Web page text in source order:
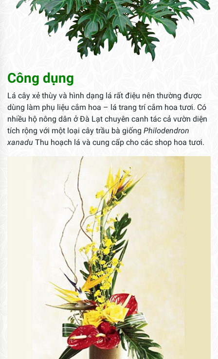
Công dụng
Lá cây xẻ thùy và hình dạng lá rất điệu nên thường được
dùng làm phụ liệu cắm hoa – lá trang trí cắm hoa tươi. Có
nhiều hộ nông dân ở Đà Lạt chuyên canh tác cả vườn diện
tích rộng với một loại cây trầu bà giống Philodendron
xanadu Thu hoạch lá và cung cấp cho các shop hoa tươi.